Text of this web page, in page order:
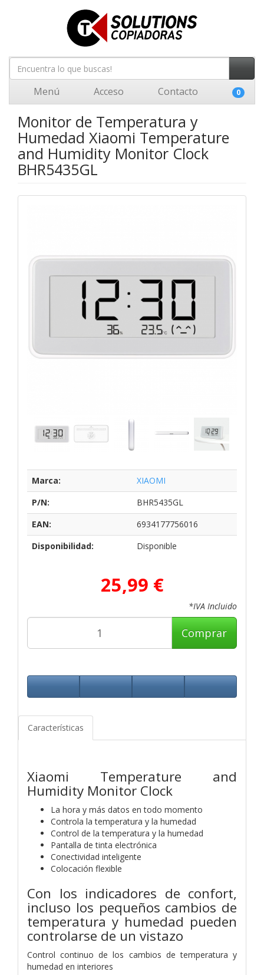
Menú Acceso Contacto 0
Monitor de Temperatura y
Humedad Xiaomi Temperature
and Humidity Monitor Clock
BHR5435GL
Marca:
XIAOMI
P/N:
BHR5435GL
EAN:
6934177756016
Disponibilidad:
Disponible
25,99 €
*IVA Incluido
Comprar
Características
Xiaomi Temperature and
Humidity Monitor Clock
La hora y más datos en todo momento
Controla la temperatura y la humedad
Control de la temperatura y la humedad
Pantalla de tinta electrónica
Conectividad inteligente
Colocación flexible
Con los indicadores de confort,
incluso los pequeños cambios de
temperatura y humedad pueden
controlarse de un vistazo
Control continuo de los cambios de temperatura y
humedad en interiores